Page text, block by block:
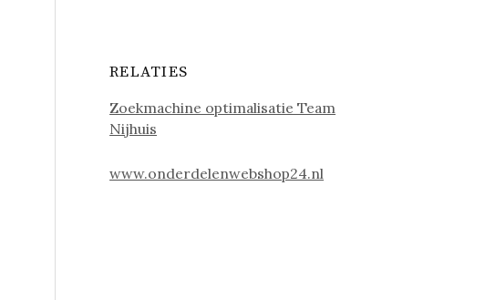
RELATIES
Zoekmachine optimalisatie Team
Nijhuis
www.onderdelenwebshop24.nl